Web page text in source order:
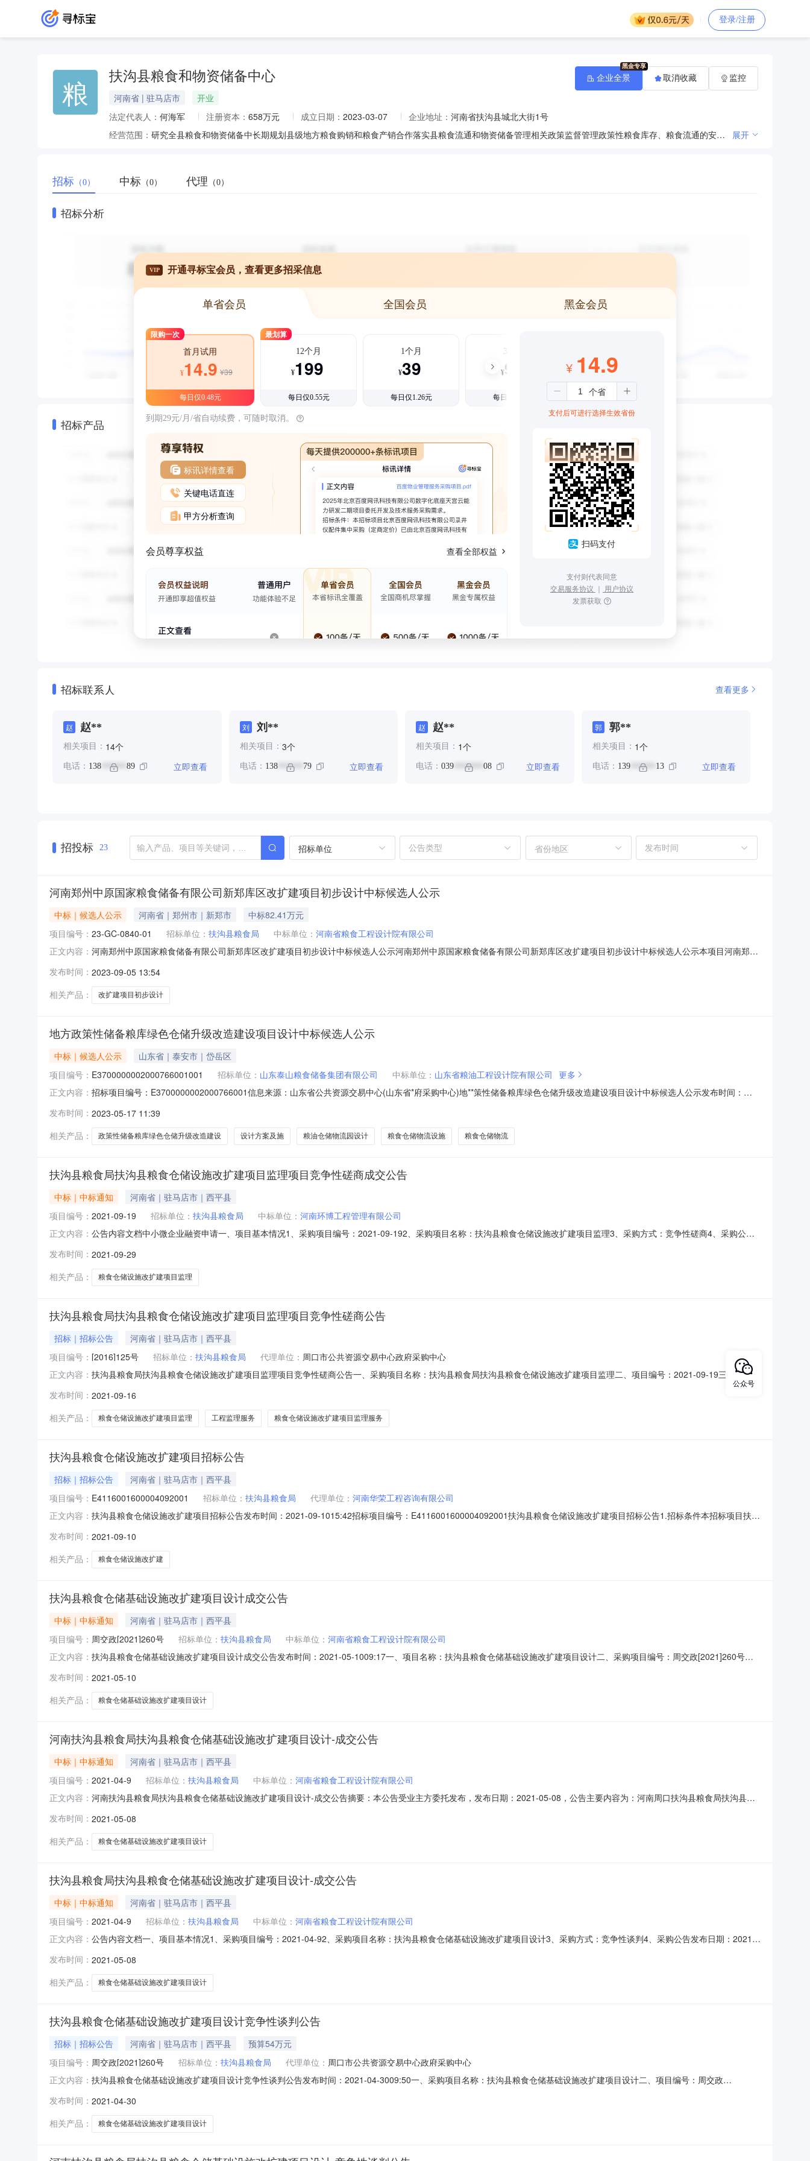
登录/注册
粮 扶沟县粮食和物资储备中心
河南省 | 驻马店市
开业
法定代表人： 何海军 注册资本： 658万元 成立日期： 2023-03-07 企业地址： 河南省扶沟县城北大街1号
经营范围：
研究全县粮食和物资储备中长期规划县级地方粮食购销和粮食产销合作落实县粮食流通和物资储备管理相关政策监督管理政策性粮食库存、粮食流通的安全生产做好全县粮食和物资储备系统财务、审计落实粮食流通和物资储备等相关标准、技术规范承担粮食和物资检验检测、政策性粮食质量检测完成上级交办的其他任务 展开
企业全景 取消收藏 监控
招标 （0） 中标 （0） 代理 （0）
招标分析
招标产品
VIP 开通寻标宝会员，查看更多招采信息
单省会员 全国会员 黑金会员
限购一次
首月试用
¥14.9 ¥39
每日仅0.48元
最划算
12个月
¥199
每日仅0.55元
1个月
¥39
每日仅1.26元
3个月
¥99
每日仅1.08元
到期29元/月/省自动续费，可随时取消。
标讯详情查看
关键电话直连
甲方分析查询
会员尊享权益 查看全部权益
¥ 14.9
支付后可进行选择生效省份
扫码支付
支付则代表同意
交易服务协议 ｜ 用户协议
发票获取
招标联系人 查看更多
赵 赵**
相关项目： 14个
电话： 138 ****** 89 立即查看
刘 刘**
相关项目： 3个
电话： 138****** 79 立即查看
赵 赵**
相关项目： 1个
电话： 039 ******* 08 立即查看
郭 郭**
相关项目： 1个
电话： 139****** 13 立即查看
招投标 23 招标单位 省份地区
河南郑州中原国家粮食储备有限公司新郑库区改扩建项目初步设计中标候选人公示
中标｜候选人公示 河南省｜郑州市｜新郑市
中标82.41万元
项目编号： 23-GC-0840-01 招标单位： 扶沟县粮食局 中标单位： 河南省粮食工程设计院有限公司
正文内容： 河南郑州中原国家粮食储备有限公司新郑库区改扩建项目初步设计中标候选人公示河南郑州中原国家粮食储备有限公司新郑库区改扩建项目初步设计中标候选人公示本项目河南郑州
将该项目的中标候选人（评标结果）情况公示如下：一、中标候选人1.1中标候选人排序基本情况排序中标候选人名称投标报价（元）/投标费率（%）项目负责人质量工期（交货期/
天）1河南省粮食工程设
发布时间： 2023-09-05 13:54
相关产品：
改扩建项目初步设计
地方政策性储备粮库绿色仓储升级改造建设项目设计中标候选人公示
中标｜候选人公示
山东省｜泰安市｜岱岳区
项目编号： E3700000002000766001001 招标单位： 山东泰山粮食储备集团有限公司 中标单位： 山东省粮油工程设计院有限公司 更多
正文内容： 招标项目编号：E3700000002000766001信息来源：山东省公共资源交易中心(山东省*府采购中心)地**策性储备粮库绿色仓储升级改造建设项目设计中标候选人公示发布时间：
粮库绿色仓储升级改造建设项目设计二、招标项目编号：E3700000002000766001001三、招标公告发出日期：2023年4月23日四、开标日期：2023年
发布时间： 2023-05-17 11:39
相关产品：
政策性储备粮库绿色仓储升级改造建设 设计方案及施 粮油仓储物流园设计 粮食仓储物流设施 粮食仓储物流
扶沟县粮食局扶沟县粮食仓储设施改扩建项目监理项目竞争性磋商成交公告
中标｜中标通知
河南省｜驻马店市｜西平县
项目编号： 2021-09-19 招标单位： 扶沟县粮食局 中标单位： 河南环博工程管理有限公司
正文内容： 公告内容文档中小微企业融资申请一、项目基本情况1、采购项目编号：2021-09-192、采购项目名称：扶沟县粮食仓储设施改扩建项目监理3、采购方式：竞争性磋商4、采购公告
理有限公司河南省郑州市金水区北环路72号中建大厦A座1406室613,500.00元序号名称服务范围服务要求服务时间服务标准1见附件见附件见附件见附件见附件三、评审专家名单赵
红、
发布时间： 2021-09-29
相关产品：
粮食仓储设施改扩建项目监理
扶沟县粮食局扶沟县粮食仓储设施改扩建项目监理项目竞争性磋商公告
招标｜招标公告
河南省｜驻马店市｜西平县
项目编号： [2016]125号 招标单位： 扶沟县粮食局 代理单位： 周口市公共资源交易中心政府采购中心
正文内容： 扶沟县粮食局扶沟县粮食仓储设施改扩建项目监理项目竞争性磋商公告一、采购项目名称：扶沟县粮食局扶沟县粮食仓储设施改扩建项目监理二、项目编号：2021-09-19三、项目预
算金额：62万元四、采购项目需要落实的政府采购政策：促进中小企业和监狱企业发展扶持政策、政府强制采购节能产品强制采购、节能产品及环境标志产品优先采购、促进残疾人
就业政府采购政策。五、项目基本情况：1.采购方式：竞争性磋商2.标段划分：1个包包号包名称包最高限价万元1工程监理服务623.资金来源：财政资金4.服务周期：合同签订后
120日历天5.采购内容
发布时间： 2021-09-16
相关产品：
粮食仓储设施改扩建项目监理 工程监理服务 粮食仓储设施改扩建项目监理服务
扶沟县粮食仓储设施改扩建项目招标公告
招标｜招标公告
河南省｜驻马店市｜西平县
项目编号： E4116001600004092001 招标单位： 扶沟县粮食局 代理单位： 河南华荣工程咨询有限公司
正文内容： 扶沟县粮食仓储设施改扩建项目招标公告发布时间：2021-09-1015:42招标项目编号：E4116001600004092001扶沟县粮食仓储设施改扩建项目招标公告1.招标条件本招标项目扶沟
标条件，现对该项目的施工进行公开招标。2.项目概况与招标范围2.1建设地点:扶沟县境内2.2总投资：约6186万元2.3计划工期：120日历天2.4招标范围：图
发布时间： 2021-09-10
相关产品：
粮食仓储设施改扩建
扶沟县粮食仓储基础设施改扩建项目设计成交公告
中标｜中标通知
河南省｜驻马店市｜西平县
项目编号： 周交政[2021]260号 招标单位： 扶沟县粮食局 中标单位： 河南省粮食工程设计院有限公司
正文内容： 扶沟县粮食仓储基础设施改扩建项目设计成交公告发布时间：2021-05-1009:17一、项目名称：扶沟县粮食仓储基础设施改扩建项目设计二、采购项目编号：周交政[2021]260号
扩建项目设计河南省粮食工程设计院有限公司郑州市金水区纬五路12号供销大厦9楼522000元七、采购小组成员名单：何艳、马红莲、刘新长（采购人代表）八、招标代理服务费：
免收九
发布时间： 2021-05-10
相关产品：
粮食仓储基础设施改扩建项目设计
河南扶沟县粮食局扶沟县粮食仓储基础设施改扩建项目设计-成交公告
中标｜中标通知
河南省｜驻马店市｜西平县
项目编号： 2021-04-9 招标单位： 扶沟县粮食局 中标单位： 河南省粮食工程设计院有限公司
正文内容： 河南扶沟县粮食局扶沟县粮食仓储基础设施改扩建项目设计-成交公告摘要：本公告受业主方委托发布，发布日期：2021-05-08，公告主要内容为：河南周口扶沟县粮食局扶沟县粮
1、采购项目编号：2021-04-92、采购项目名称：扶沟县粮食仓储基础设施改扩建项目设计3、采购方式：竞争性谈判4、采购公告发布日期：2021年04月29日5、评审日期：2021
年0
发布时间： 2021-05-08
相关产品：
粮食仓储基础设施改扩建项目设计
扶沟县粮食局扶沟县粮食仓储基础设施改扩建项目设计-成交公告
中标｜中标通知
河南省｜驻马店市｜西平县
项目编号： 2021-04-9 招标单位： 扶沟县粮食局 中标单位： 河南省粮食工程设计院有限公司
正文内容： 公告内容文档一、项目基本情况1、采购项目编号：2021-04-92、采购项目名称：扶沟县粮食仓储基础设施改扩建项目设计3、采购方式：竞争性谈判4、采购公告发布日期：2021年
金水区纬五路12号供销大厦9楼522,000.00元序号名称服务范围服务要求服务时间服务标准1见附件见附件见附件见附件见附件三、评审专家名单何艳、马红莲、刘新长（采购人代
表）四
发布时间： 2021-05-08
相关产品：
粮食仓储基础设施改扩建项目设计
扶沟县粮食仓储基础设施改扩建项目设计竞争性谈判公告
招标｜招标公告 河南省｜驻马店市｜西平县
预算54万元
项目编号： 周交政[2021]260号 招标单位： 扶沟县粮食局 代理单位： 周口市公共资源交易中心政府采购中心
正文内容： 扶沟县粮食仓储基础设施改扩建项目设计竞争性谈判公告发布时间：2021-04-3009:50一、采购项目名称：扶沟县粮食仓储基础设施改扩建项目设计二、项目编号：周交政
品优先采购、促进残疾人就业政府采购政策。五、项目基本情况：1.采购方式：竞争性谈判2.标段划分：一个标段包号包名称包最高限价万元1扶沟县粮食仓储基础设施改扩建项目设
计543.资金来源：财政
发布时间： 2021-04-30
相关产品：
粮食仓储基础设施改扩建项目设计
公众号